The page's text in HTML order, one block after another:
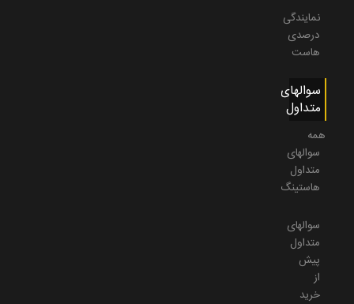
نمایندگی
درصدی
هاست
سوالهای
متداول
همه
سوالهای
متداول
هاستینگ
سوالهای
متداول
پیش
از
خرید